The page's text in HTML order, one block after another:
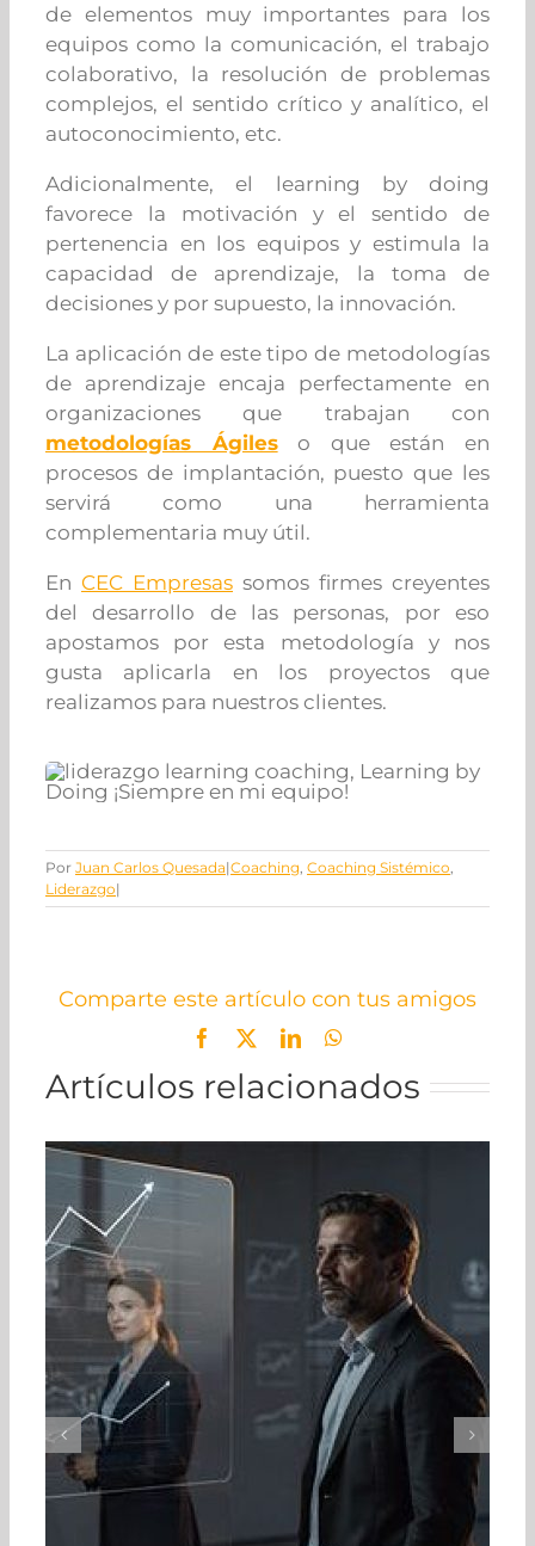
de elementos muy importantes para los
equipos como la comunicación, el trabajo
colaborativo, la resolución de problemas
complejos, el sentido crítico y analítico, el
autoconocimiento, etc.
Adicionalmente, el learning by doing
favorece la motivación y el sentido de
pertenencia en los equipos y estimula la
capacidad de aprendizaje, la toma de
decisiones y por supuesto, la innovación.
La aplicación de este tipo de metodologías
de aprendizaje encaja perfectamente en
organizaciones que trabajan con
metodologías Ágileso que están en
procesos de implantación, puesto que les
servirá como una herramienta
complementaria muy útil.
En CEC Empresas somos firmes creyentes
del desarrollo de las personas, por eso
apostamos por esta metodología y nos
gusta aplicarla en los proyectos que
realizamos para nuestros clientes.
Por Juan Carlos Quesada|Coaching Coaching Sistémico
Liderazgo|
Comparte este artículo con tus amigos
Facebook LinkedInWhatsApp
Artículos relacionados